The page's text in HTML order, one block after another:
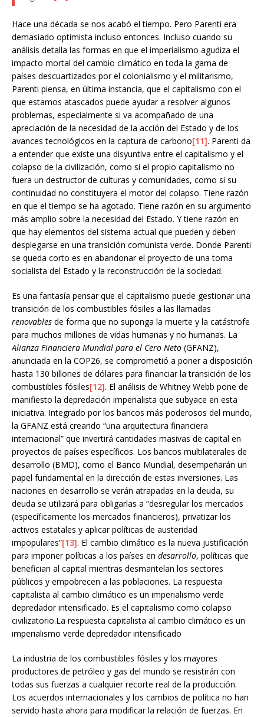
Hace una década se nos acabó el tiempo. Pero Parenti era
demasiado optimista incluso entonces. Incluso cuando su
análisis detalla las formas en que el imperialismo agudiza el
impacto mortal del cambio climático en toda la gama de
países descuartizados por el colonialismo y el militarismo,
Parenti piensa, en última instancia, que el capitalismo con el
que estamos atascados puede ayudar a resolver algunos
problemas, especialmente si va acompañado de una
apreciación de la necesidad de la acción del Estado y de los
avances tecnológicos en la captura de carbono[11]. Parenti da
a entender que existe una disyuntiva entre el capitalismo y el
colapso de la civilización, como si el propio capitalismo no
fuera un destructor de culturas y comunidades, como si su
continuidad no constituyera el motor del colapso. Tiene razón
en que el tiempo se ha agotado. Tiene razón en su argumento
más amplio sobre la necesidad del Estado. Y tiene razón en
que hay elementos del sistema actual que pueden y deben
desplegarse en una transición comunista verde. Donde Parenti
se queda corto es en abandonar el proyecto de una toma
socialista del Estado y la reconstrucción de la sociedad.
Es una fantasía pensar que el capitalismo puede gestionar una
transición de los combustibles fósiles a las llamadas
renovables de forma que no suponga la muerte y la catástrofe
para muchos millones de vidas humanas y no humanas. La
Alianza Financiera Mundial para el Cero Neto (GFANZ),
anunciada en la COP26, se comprometió a poner a disposición
hasta 130 billones de dólares para financiar la transición de los
combustibles fósiles[12]. El análisis de Whitney Webb pone de
manifiesto la depredación imperialista que subyace en esta
iniciativa. Integrado por los bancos más poderosos del mundo,
la GFANZ está creando “una arquitectura financiera
internacional” que invertirá cantidades masivas de capital en
proyectos de países específicos. Los bancos multilaterales de
desarrollo (BMD), como el Banco Mundial, desempeñarán un
papel fundamental en la dirección de estas inversiones. Las
naciones en desarrollo se verán atrapadas en la deuda, su
deuda se utilizará para obligarlas a “desregular los mercados
(específicamente los mercados financieros), privatizar los
activos estatales y aplicar políticas de austeridad
impopulares”[13]. El cambio climático es la nueva justificación
para imponer políticas a los países en desarrollo, políticas que
benefician al capital mientras desmantelan los sectores
públicos y empobrecen a las poblaciones. La respuesta
capitalista al cambio climático es un imperialismo verde
depredador intensificado. Es el capitalismo como colapso
civilizatorio.La respuesta capitalista al cambio climático es un
imperialismo verde depredador intensificado
La industria de los combustibles fósiles y los mayores
productores de petróleo y gas del mundo se resistirán con
todas sus fuerzas a cualquier recorte real de la producción.
Los acuerdos internacionales y los cambios de política no han
servido hasta ahora para modificar la relación de fuerzas. En